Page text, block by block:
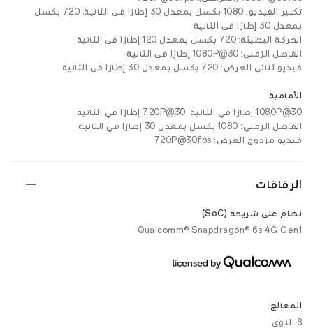
تكبير الفيديو: 1080 بكسل بمعدل 30 إطارًا في الثانية، 720 بكسل
بمعدل 30 إطارًا في الثانية
الحركة البطيئة: 720 بكسل بمعدل 120 إطارًا في الثانية
الفاصل الزمني: 1080P@30 إطارًا في الثانية
فيديو ثنائي العرض: 720 بكسل بمعدل 30 إطارًا في الثانية
الأمامية
1080P@30 إطارًا في الثانية، 720P@30 إطارًا في الثانية
الفاصل الزمني: 1080 بكسل بمعدل 30 إطارًا في الثانية
فيديو مزدوج العرض: 720P@30fps
الرقاقات
نظام على شريحة (SoC)
Qualcomm® Snapdragon® 6s 4G Gen1
المعالج
8 النوى